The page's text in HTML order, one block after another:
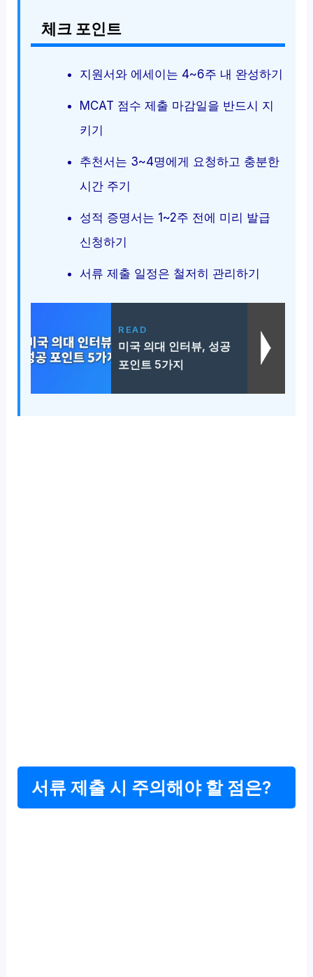
체크 포인트
지원서와 에세이는 4~6주 내 완성하기
MCAT 점수 제출 마감일을 반드시 지
키기
추천서는 3~4명에게 요청하고 충분한
시간 주기
성적 증명서는 1~2주 전에 미리 발급
신청하기
서류 제출 일정은 철저히 관리하기
READ
미국 의대 인터뷰, 성공
포인트 5가지
서류 제출 시 주의해야 할 점은?